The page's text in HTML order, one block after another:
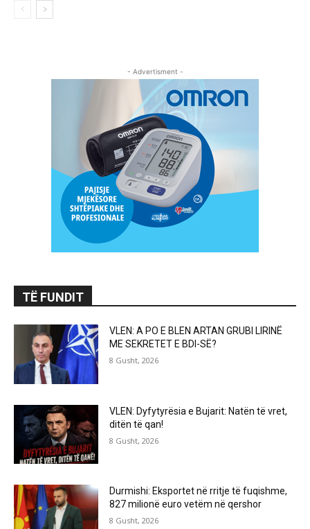
- Advertisment -
TË FUNDIT
VLEN: A PO E BLEN ARTAN GRUBI LIRINË
ME SEKRETET E BDI-SË?
8 Gusht, 2026
VLEN: Dyfytyrësia e Bujarit: Natën të vret,
ditën të qan!
8 Gusht, 2026
Durmishi: Eksportet në rritje të fuqishme,
827 milionë euro vetëm në qershor
8 Gusht, 2026